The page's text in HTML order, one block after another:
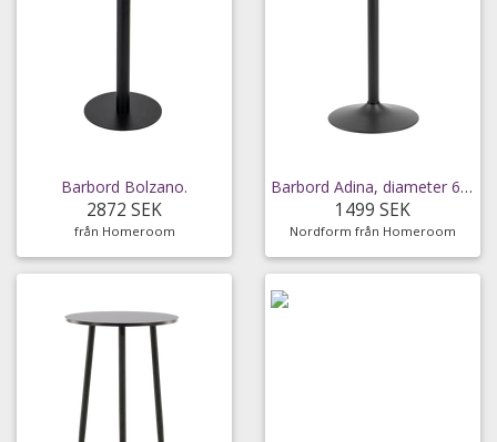
Barbord Bolzano.
2872 SEK
från Homeroom
Barbord Adina, diameter 60 cm
1499 SEK
Nordform från Homeroom